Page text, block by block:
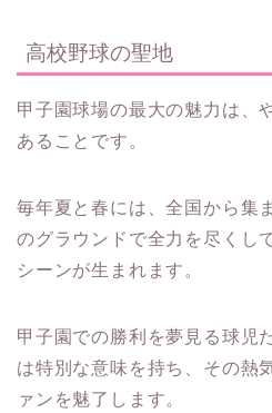
高校野球の聖地
甲子園球場の最大の魅力は、
あることです。
毎年夏と春には、全国から集
のグラウンドで全力を尽くし
シーンが生まれます。
甲子園での勝利を夢見る球児
は特別な意味を持ち、その熱
ァンを魅了します。